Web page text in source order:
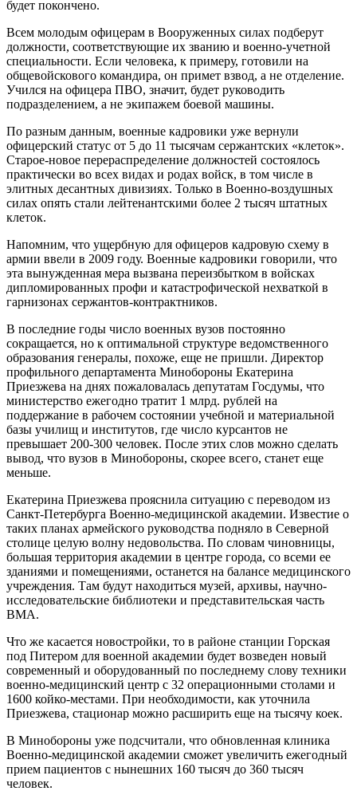
будет покончено.
Всем молодым офицерам в Вооруженных силах подберут
должности, соответствующие их званию и военно-учетной
специальности. Если человека, к примеру, готовили на
общевойскового командира, он примет взвод, а не отделение.
Учился на офицера ПВО, значит, будет руководить
подразделением, а не экипажем боевой машины.
По разным данным, военные кадровики уже вернули
офицерский статус от 5 до 11 тысячам сержантских «клеток».
Старое-новое перераспределение должностей состоялось
практически во всех видах и родах войск, в том числе в
элитных десантных дивизиях. Только в Военно-воздушных
силах опять стали лейтенантскими более 2 тысяч штатных
клеток.
Напомним, что ущербную для офицеров кадровую схему в
армии ввели в 2009 году. Военные кадровики говорили, что
эта вынужденная мера вызвана переизбытком в войсках
дипломированных профи и катастрофической нехваткой в
гарнизонах сержантов-контрактников.
В последние годы число военных вузов постоянно
сокращается, но к оптимальной структуре ведомственного
образования генералы, похоже, еще не пришли. Директор
профильного департамента Минобороны Екатерина
Приезжева на днях пожаловалась депутатам Госдумы, что
министерство ежегодно тратит 1 млрд. рублей на
поддержание в рабочем состоянии учебной и материальной
базы училищ и институтов, где число курсантов не
превышает 200-300 человек. После этих слов можно сделать
вывод, что вузов в Минобороны, скорее всего, станет еще
меньше.
Екатерина Приезжева прояснила ситуацию с переводом из
Санкт-Петербурга Военно-медицинской академии. Известие о
таких планах армейского руководства подняло в Северной
столице целую волну недовольства. По словам чиновницы,
большая территория академии в центре города, со всеми ее
зданиями и помещениями, останется на балансе медицинского
учреждения. Там будут находиться музей, архивы, научно-
исследовательские библиотеки и представительская часть
ВМА.
Что же касается новостройки, то в районе станции Горская
под Питером для военной академии будет возведен новый
современный и оборудованный по последнему слову техники
военно-медицинский центр с 32 операционными столами и
1600 койко-местами. При необходимости, как уточнила
Приезжева, стационар можно расширить еще на тысячу коек.
В Минобороны уже подсчитали, что обновленная клиника
Военно-медицинской академии сможет увеличить ежегодный
прием пациентов с нынешних 160 тысяч до 360 тысяч
человек.